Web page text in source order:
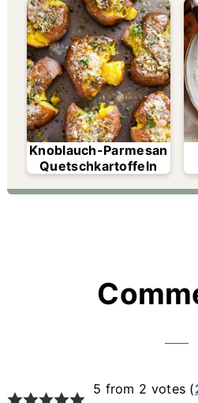
Knoblauch-Parmesan
Quetschkartoffeln
5 from 2 votes (